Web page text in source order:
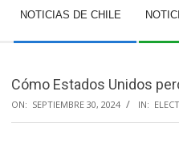
Navigation
Menu
NOTICIAS DE CHILE
Cómo Estados Unidos
ON: SEPTIEMBRE 30, 2024 IN: